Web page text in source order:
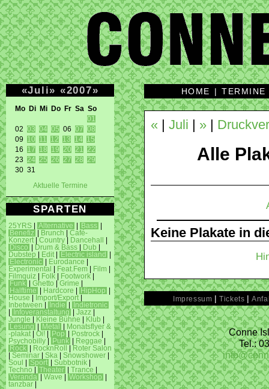
«Juli» «2007»
Mo Di Mi Do Fr Sa So
01
02 03 04 05 06 07 08
09 10 11 12 13 14
15
16 17 18 19 20 21
22
23 24 25 26 27 28
29
30 31
Aktuelle Termine
SPARTEN
25YRS Alternative Bass
Benefiz
Brunch
Café-
Konzert
Country Dancehall
Disco
Drum & Bass Dub
Dubstep
Edit Electric island
Electronic
Eurodance
Experimental
Feat.Fem Film
Filmquiz
Folk Footwork
Funk
Ghetto Grime
Halftime
Hardcore HipHop
House
Import/Export
Inbetween
Indie
Indietronic
Infoveranstaltung Jazz
Jungle
Kleine Bühne Klub
Lesung
Metal
Monatsflyer &
-plakat
Oi! Pop Postrock
Psychobilly
Punk Reggae
Rock
RocknRoll
Roter Salon
Seminar Ska Snowshower
Soul
Sport Subbotnik
Techno
Theater Trance
Veranda
Wave Workshop
tanzbar
HOME |TERMINE
« Juli »
Alle
Keine Plakate in
Impressum |Tickets |
Conne
Tel.: